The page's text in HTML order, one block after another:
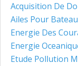
Acquisition De
Ailes Pour
Energie Des
Energie
Etude Pollution